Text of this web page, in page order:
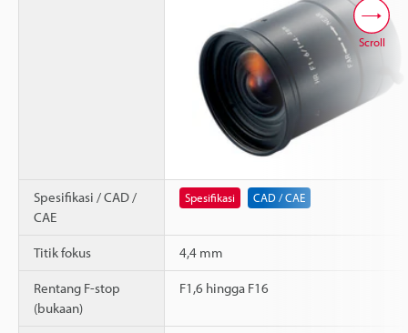
Spesifikasi / CAD /
CAE
Spesifikasi CAD / CAE
Titik fokus 4,4 mm
Rentang F-stop
(bukaan)
F1,6 hingga F16
Scroll